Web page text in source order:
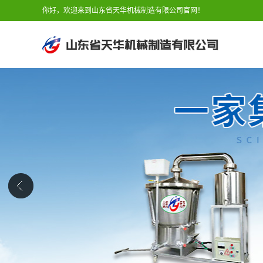
你好，欢迎来到山东省天华机械制造有限公司官网！